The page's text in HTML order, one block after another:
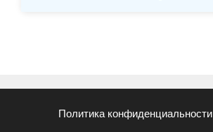
Политика конфиденциальности